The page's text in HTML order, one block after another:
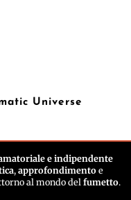
Universe
e indipendente
, approfondimento e
al mondo del fumetto.